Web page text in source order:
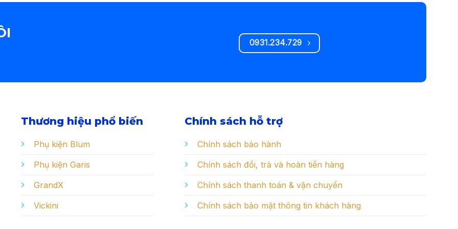
0931.234.729
Thương hiệu phổ biến
Phụ kiện Blum
Phụ kiện Garis
GrandX
Vickini
Chính sách hỗ trợ
Chính sách bảo hành
Chính sách đổi, trả và hoàn tiền hàng
Chính sách thanh toán & vận chuyển
Chính sách bảo mật thông tin khách hàng